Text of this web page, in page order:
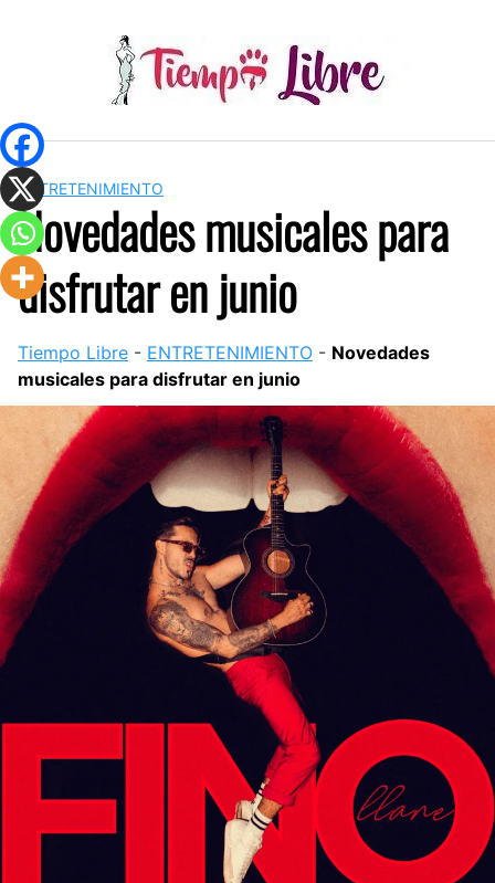
ENTRETENIMIENTO
Novedades musicales para
disfrutar en junio
Tiempo Libre - ENTRETENIMIENTO - Novedades
musicales para disfrutar en junio